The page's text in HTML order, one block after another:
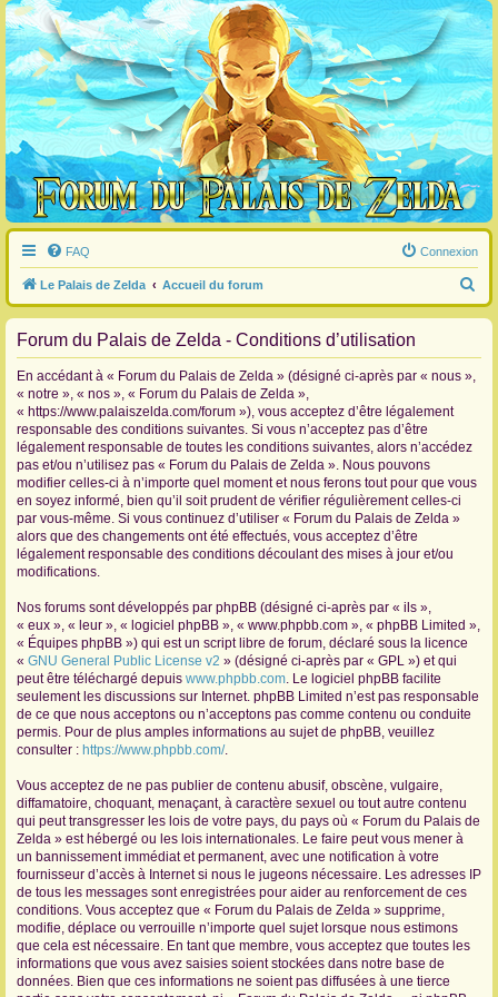
FAQ Connexion
Le Palais de Zelda Accueil du forum
e
Forum du Palais de Zelda - Conditions d’utilisation
En accédant à « Forum du Palais de Zelda » (désigné ci-après par « nous »,
« notre », « nos », « Forum du Palais de Zelda »,
« https://www.palaiszelda.com/forum »), vous acceptez d’être légalement
responsable des conditions suivantes. Si vous n’acceptez pas d’être
légalement responsable de toutes les conditions suivantes, alors n’accédez
pas et/ou n’utilisez pas « Forum du Palais de Zelda ». Nous pouvons
modifier celles-ci à n’importe quel moment et nous ferons tout pour que vous
en soyez informé, bien qu’il soit prudent de vérifier régulièrement celles-ci
par vous-même. Si vous continuez d’utiliser « Forum du Palais de Zelda »
alors que des changements ont été effectués, vous acceptez d’être
légalement responsable des conditions découlant des mises à jour et/ou
modifications.
Nos forums sont développés par phpBB (désigné ci-après par « ils »,
« eux », « leur », « logiciel phpBB », « www.phpbb.com », « phpBB Limited »,
« Équipes phpBB ») qui est un script libre de forum, déclaré sous la licence
« GNU General Public License v2 » (désigné ci-après par « GPL ») et qui
peut être téléchargé depuis www.phpbb.com. Le logiciel phpBB facilite
seulement les discussions sur Internet. phpBB Limited n’est pas responsable
de ce que nous acceptons ou n’acceptons pas comme contenu ou conduite
permis. Pour de plus amples informations au sujet de phpBB, veuillez
consulter : https://www.phpbb.com/.
Vous acceptez de ne pas publier de contenu abusif, obscène, vulgaire,
diffamatoire, choquant, menaçant, à caractère sexuel ou tout autre contenu
qui peut transgresser les lois de votre pays, du pays où « Forum du Palais de
Zelda » est hébergé ou les lois internationales. Le faire peut vous mener à
un bannissement immédiat et permanent, avec une notification à votre
fournisseur d’accès à Internet si nous le jugeons nécessaire. Les adresses IP
de tous les messages sont enregistrées pour aider au renforcement de ces
conditions. Vous acceptez que « Forum du Palais de Zelda » supprime,
modifie, déplace ou verrouille n’importe quel sujet lorsque nous estimons
que cela est nécessaire. En tant que membre, vous acceptez que toutes les
informations que vous avez saisies soient stockées dans notre base de
données. Bien que ces informations ne soient pas diffusées à une tierce